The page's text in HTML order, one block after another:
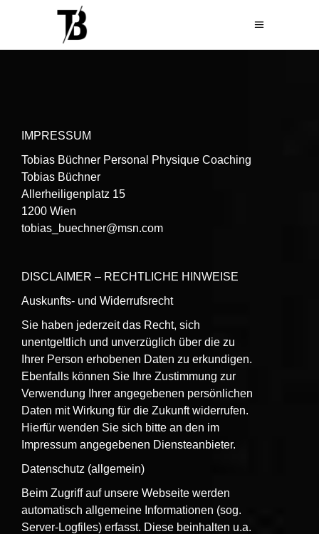
IMPRESSUM
Tobias Büchner Personal Physique Coaching
Tobias Büchner
Allerheiligenplatz 15
1200 Wien
tobias_buechner@msn.com
DISCLAIMER – RECHTLICHE HINWEISE
Auskunfts- und Widerrufsrecht
Sie haben jederzeit das Recht, sich
unentgeltlich und unverzüglich über die zu
Ihrer Person erhobenen Daten zu erkundigen.
Ebenfalls können Sie Ihre Zustimmung zur
Verwendung Ihrer angegebenen persönlichen
Daten mit Wirkung für die Zukunft widerrufen.
Hierfür wenden Sie sich bitte an den im
Impressum angegebenen Diensteanbieter.
Datenschutz (allgemein)
Beim Zugriff auf unsere Webseite werden
automatisch allgemeine Informationen (sog.
Server-Logfiles) erfasst. Diese beinhalten u.a.